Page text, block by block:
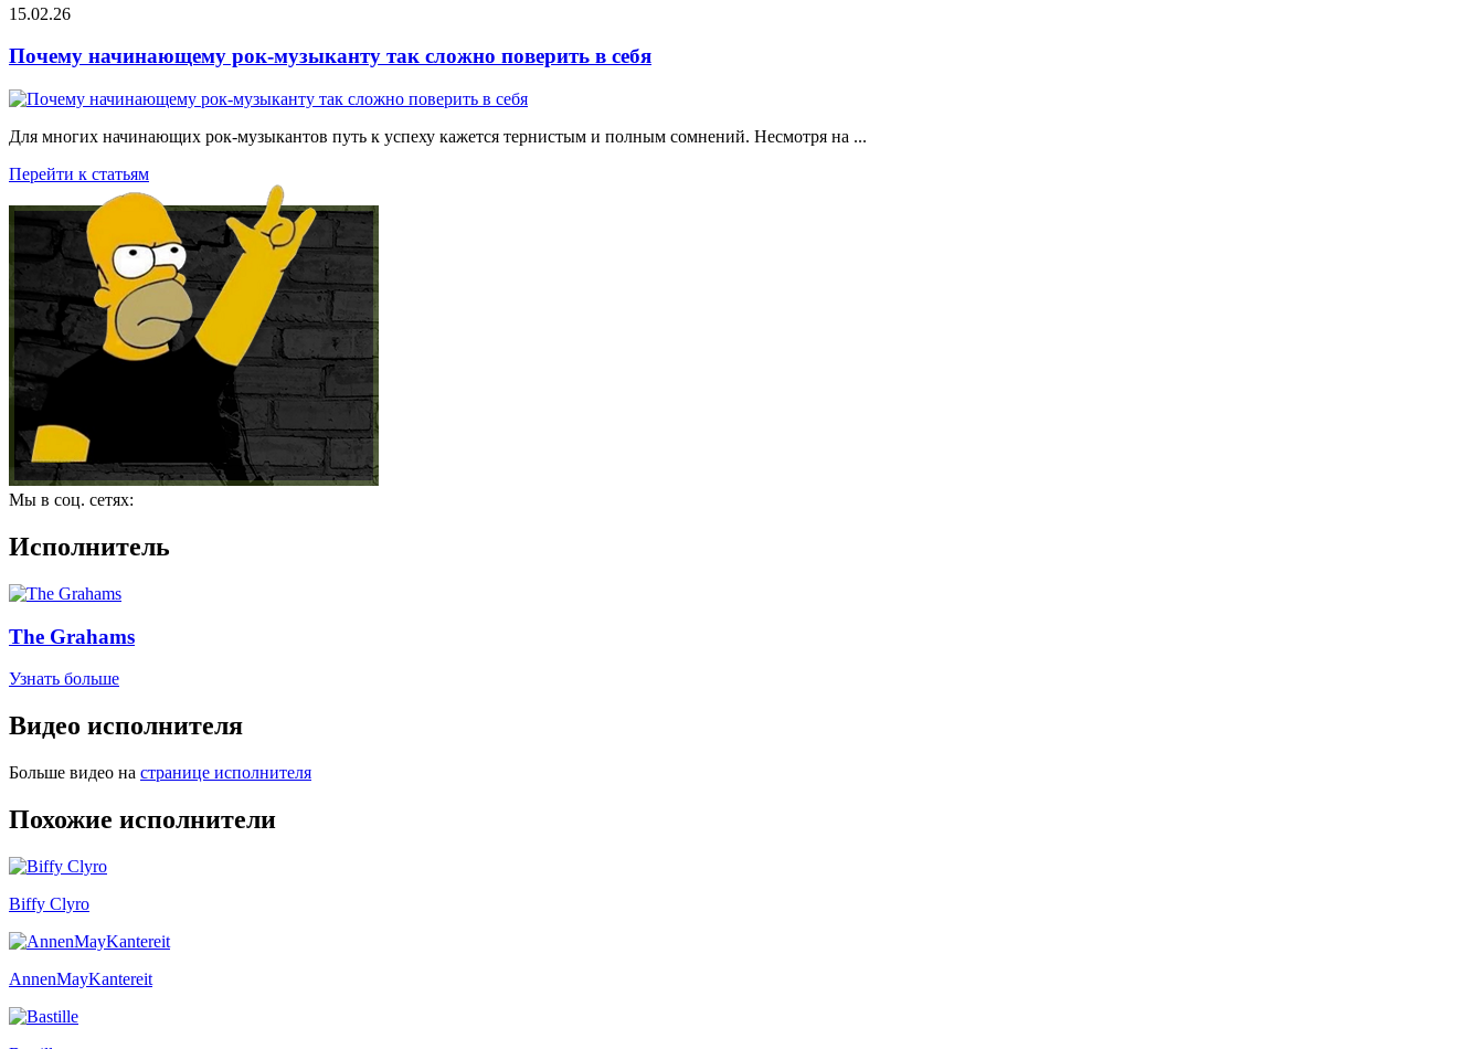
15.02.26
Почему начинающему рок-музыканту так сложно поверить в себя
Для многих начинающих рок-музыкантов путь к успеху кажется тернистым и полным сомнений. Несмотря на ...
Перейти к статьям
Мы в соц. сетях:
Исполнитель
The Grahams
Узнать больше
Видео исполнителя
Больше видео на странице исполнителя
Похожие исполнители
Biffy Clyro
AnnenMayKantereit